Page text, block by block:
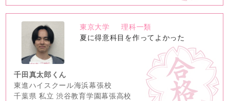
no
image
東京大学
理科一類
夏に得意科目を作ってよかった
千田真太郎くん
東進ハイスクール海浜幕張校
千葉県 私立 渋谷教育学園幕張高校